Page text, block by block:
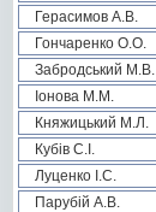
Герасимов А.В.
Гончаренко О.О.
Забродський М.В.
Іонова М.М.
Княжицький М.Л.
Кубів С.І.
Луценко І.С.
Парубій А.В.